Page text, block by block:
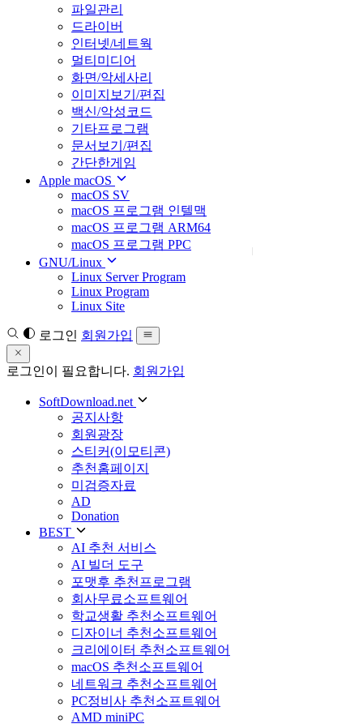
파일관리
드라이버
인터넷/네트웍
멀티미디어
화면/악세사리
이미지보기/편집
백신/악성코드
기타프로그램
문서보기/편집
간단한게임
Apple macOS
macOS SV
macOS 프로그램 인텔맥
macOS 프로그램 ARM64
macOS 프로그램 PPC
GNU/Linux
Linux Server Program
Linux Program
Linux Site
로그인 회원가입
로그인이 필요합니다. 회원가입
SoftDownload.net
공지사항
회원광장
스티커(이모티콘)
추천홈페이지
미검증자료
AD
Donation
BEST
AI 추천 서비스
AI 빌더 도구
포맷후 추천프로그램
회사무료소프트웨어
학교생활 추천소프트웨어
디자이너 추천소프트웨어
크리에이터 추천소프트웨어
macOS 추천소프트웨어
네트워크 추천소프트웨어
PC정비사 추천소프트웨어
AMD miniPC